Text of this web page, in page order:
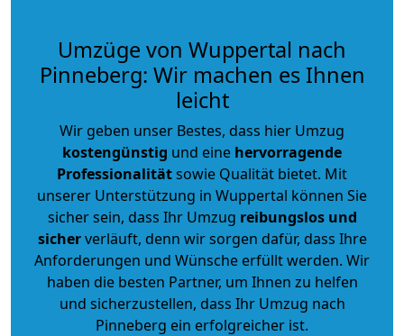
Umzüge von Wuppertal nach
Pinneberg: Wir machen es Ihnen
leicht
Wir geben unser Bestes, dass hier Umzug
kostengünstig und eine hervorragende
Professionalitätsowie Qualität bietet. Mit
unserer Unterstützung in Wuppertal können Sie
sicher sein, dass Ihr Umzug reibungslos und
sicherverläuft, denn wir sorgen dafür, dass Ihre
Anforderungen und Wünsche erfüllt werden. Wir
haben die besten Partner, um Ihnen zu helfen
und sicherzustellen, dass Ihr Umzug nach
Pinneberg ein erfolgreicher ist.